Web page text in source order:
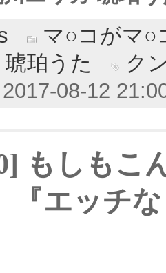
マ○コがマ○
琥珀うた
ク
2017-08-12
もしもこ
『エッチ